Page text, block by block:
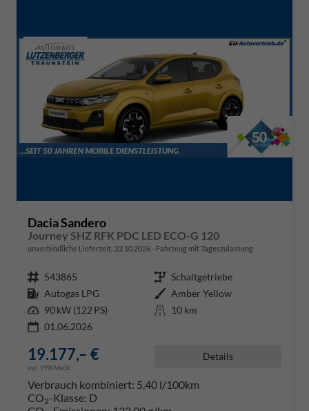
Dacia Sandero
Journey SHZ RFK PDC LED ECO-G 120
unverbindliche Lieferzeit: 22.10.2026 Fahrzeug mit Tageszulassung
Fahrzeugnr. 543865 Getriebe Schaltgetriebe
Kraftstoff Autogas LPG Außenfarbe Amber Yellow
Leistung 90 kW (122 PS) Kilometerstand 10 km
01.06.2026
19.177,– €
incl. 19% MwSt.
Details
Verbrauch kombiniert: 5,40 l/100km
CO2-Klasse: D